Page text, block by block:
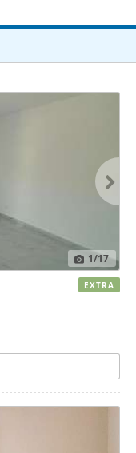
1/17
EXTRA